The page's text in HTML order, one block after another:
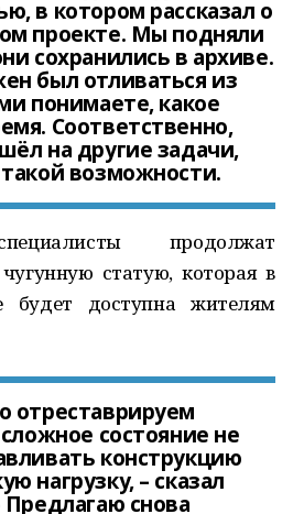
в котором рассказал о
проекте. Мы подняли
сохранились в архиве.
был отливаться из
понимаете, какое
Соответственно,
на другие задачи,
возможности.
продолжат
статую, которая в
будет доступна жителям
отреставрируем
состояние не
конструкцию
нагрузку, – сказал
снова